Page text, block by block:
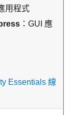
用程式
：GUI 應
Essentials 線